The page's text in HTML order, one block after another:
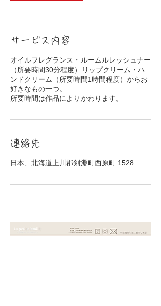
サービス内容
オイルフレグランス・ルームルレッシュナー
（所要時間30分程度）リップクリーム・ハ
ンドクリーム（所要時間1時間程度）からお
好きなもの一つ。
連絡先
日本、北海道上川郡剣淵町西原町 1528